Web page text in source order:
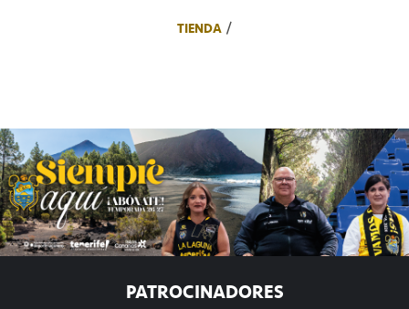
TIENDA
PATROCINADORES